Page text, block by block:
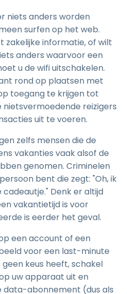
niets anders worden
surfen op het web.
zakelijke informatie, of wilt
anders waarvoor een
u de wifi uitschakelen.
rond op plaatsen met
toegang te krijgen tot
nietsvermoedende reizigers
uit te voeren.
zelfs mensen die de
vakanties vaak alsof de
genomen. Criminelen
bent die zegt: "Oh, ik
Denk er altijd
vakantietijd is voor
is eerder het geval.
een account of een
voor een last-minute
keus heeft, schakel
uw apparaat uit en
data-abonnement (dus als